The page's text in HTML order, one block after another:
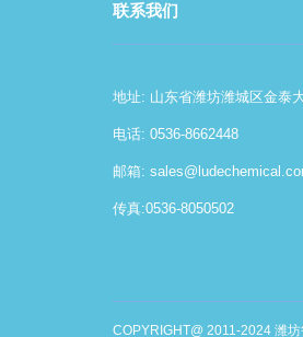
联系我们
地址: 山东省潍坊潍城区金泰
电话: 0536-8662448
邮箱:
传真:0536-8050502
COPYRIGHT@ 2011-2024 潍